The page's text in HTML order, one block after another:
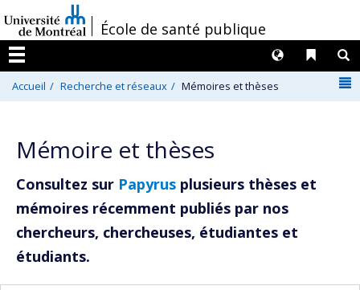
au
contenu
/École de santé publique
Menu
Liens
Langues
Accueil Recherche et réseaux Mémoires et thèses
Mémoire et thèses
Consultez sur Papyrus plusieurs thèses et
mémoires récemment publiés par nos
chercheurs, chercheuses, étudiantes et
étudiants.